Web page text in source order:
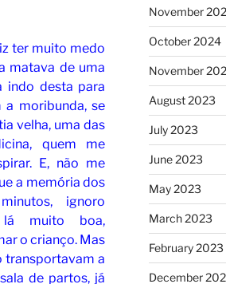
ter muito medo
matava de uma
indo desta para
moribunda, se
velha, uma das
quem me
E, não me
a memória dos
ignoro
muito boa,
o crianço. Mas
transportavam a
de partos, já
November
October 2024
November
August 2023
July 2023
June 2023
May 2023
March 2023
February 2023
December